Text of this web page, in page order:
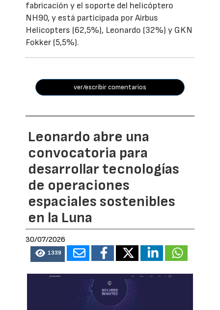
fabricación y el soporte del helicóptero
NH90, y está participada por Airbus
Helicopters (62,5%), Leonardo (32%) y GKN
Fokker (5,5%).
ver/escribir comentarios
Leonardo abre una
convocatoria para
desarrollar tecnologías
de operaciones
espaciales sostenibles
en la Luna
30/07/2026
1339